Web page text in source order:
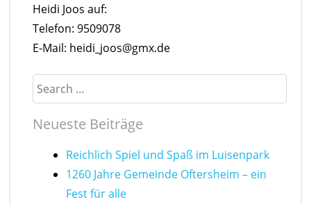
Heidi Joos auf:
Telefon: 9509078
E-Mail: heidi_joos@gmx.de
Search
Neueste Beiträge
Reichlich Spiel und Spaß im Luisenpark
1260 Jahre Gemeinde Oftersheim – ein
Fest für alle